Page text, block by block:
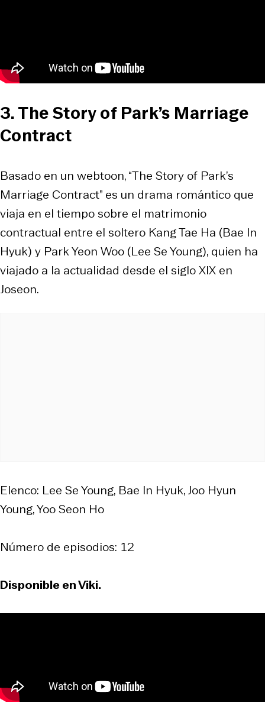
3. The Story of Park’s Marriage
Contract
Basado en un webtoon, “The Story of Park’s
Marriage Contract” es un drama romántico que
viaja en el tiempo sobre el matrimonio
contractual entre el soltero Kang Tae Ha (Bae In
Hyuk) y Park Yeon Woo (Lee Se Young), quien ha
viajado a la actualidad desde el siglo XIX en
Joseon.
Elenco: Lee Se Young, Bae In Hyuk, Joo Hyun
Young, Yoo Seon Ho
Número de episodios: 12
Disponible en Viki.